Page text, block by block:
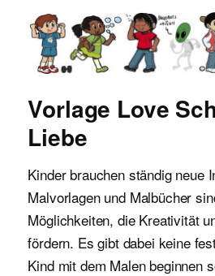
Malvorlagen für
Vorlage Love
Liebe
Kinder brauchen ständig neue
Malvorlagen und Malbücher
Möglichkeiten, die Kreativität
fördern. Es gibt dabei keine
Kind mit dem Malen beginnen